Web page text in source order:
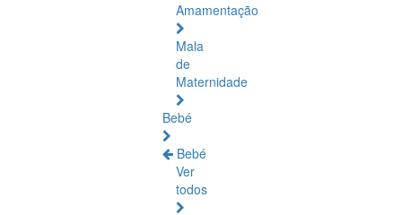
Amamentação
Mala
de
Maternidade
Bebé
Bebé
Ver
todos